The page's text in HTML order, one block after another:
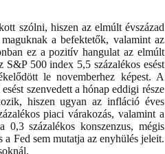
szólni, hiszen az elmúlt évszázad
a befektetők, valamint az
ez a pozitív hangulat az elmúlt
S&P 500 index 5,5 százalékos esést
le novemberhez képest. A
szenvedett a hónap eddigi része
hiszen ugyan az infláció éves
piaci várakozás, valamint a
százalékos konszenzus, mégis
Fed sem mutatja az enyhülés jeleit.